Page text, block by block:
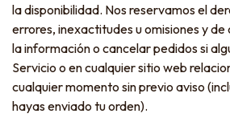
la disponibilidad. Nos reservamos el
errores, inexactitudes u omisiones y
la información o cancelar pedidos si
Servicio o en cualquier sitio web
cualquier momento sin previo aviso
hayas enviado tu orden).